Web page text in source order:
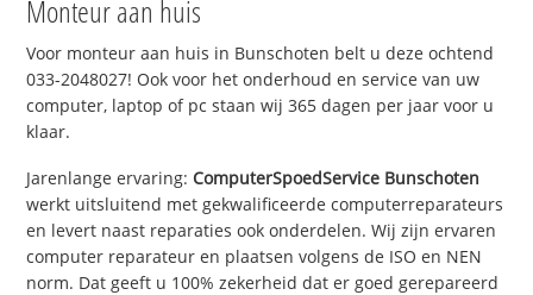
Monteur aan huis
Voor monteur aan huis in Bunschoten belt u deze ochtend
033-2048027! Ook voor het onderhoud en service van uw
computer, laptop of pc staan wij 365 dagen per jaar voor u
klaar.
Jarenlange ervaring:ComputerSpoedService Bunschoten
werkt uitsluitend met gekwalificeerde computerreparateurs
en levert naast reparaties ook onderdelen. Wij zijn ervaren
computer reparateur en plaatsen volgens de ISO en NEN
norm. Dat geeft u 100% zekerheid dat er goed gerepareerd